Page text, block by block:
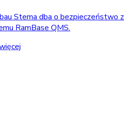
Stema dba o bezpieczeństwo z
RamBase QMS.